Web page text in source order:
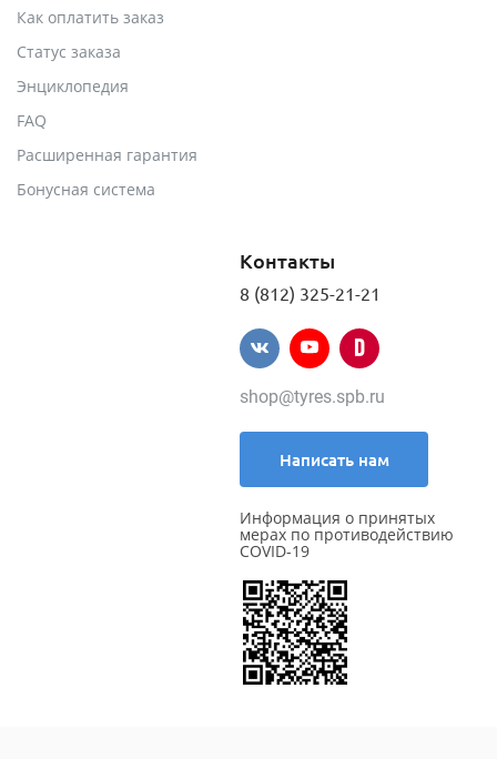
Как оплатить заказ
Статус заказа
Энциклопедия
FAQ
Расширенная гарантия
Бонусная система
Контакты
8 (812) 325-21-21
shop@tyres.spb.ru
Написать нам
Информация о принятых
мерах по противодействию
COVID-19